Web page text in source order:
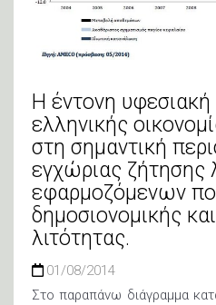
Η έντονη υφεσιακή
ελληνικής
στη σημαντική
εγχώριας
εφαρμοζόμενων
δημοσιονομικής
λιτότητας.
01/08/2014
Στο παραπάνω διάγραμμα